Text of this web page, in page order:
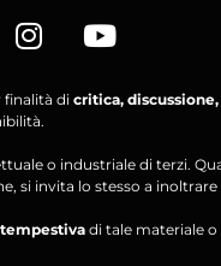
finalità di critica,
o industriale di terzi.
si invita lo stesso a
di tale materiale